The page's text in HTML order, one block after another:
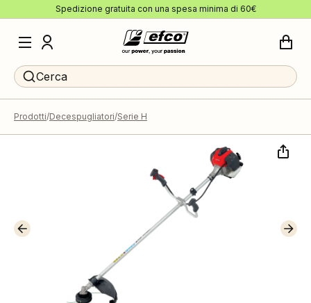
Spedizione gratuita con una spesa minima di 60€
Cerca
Prodotti Decespugliatori Serie H